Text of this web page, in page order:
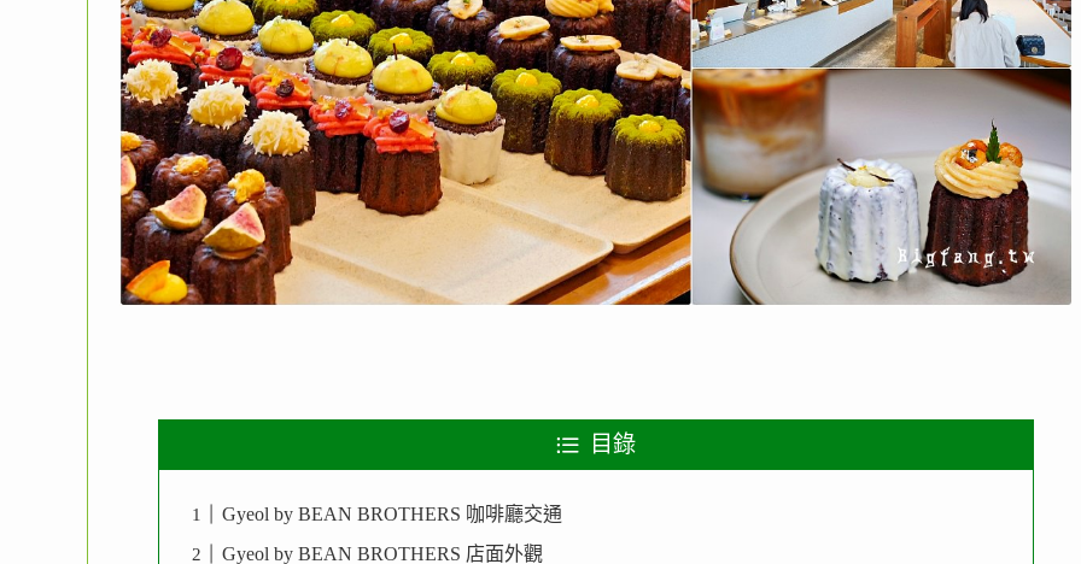
目錄
Gyeol by BEAN BROTHERS 咖啡廳交通
Gyeol by BEAN BROTHERS 店面外觀